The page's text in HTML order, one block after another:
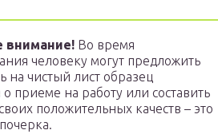
внимание! Во время
человеку могут предложить
на чистый лист образец
о приеме на работу или составить
положительных качеств – это